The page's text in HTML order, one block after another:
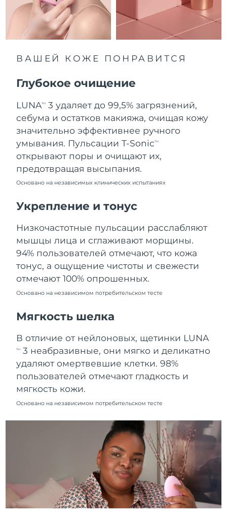
ВАШЕЙ КОЖЕ ПОНРАВИТСЯ
Глубокое очищение
LUNATM
3 удаляет до 99,5% загрязнений,
себума и остатков макияжа, очищая кожу
значительно эффективнее ручного
умывания. Пульсации T-SonicTM
открывают поры и очищают их,
предотвращая высыпания.
Основано на независимых клинических испытаниях
Укрепление и тонус
Низкочастотные пульсации расслабляют
мышцы лица и сглаживают морщины.
94% пользователей отмечают, что кожа
тонус, а ощущение чистоты и свежести
отмечают 100% опрошенных.
Основано на независимом потребительском тесте
Мягкость шелка
В отличие от нейлоновых, щетинки LUNA
TM
3 неабразивные, они мягко и деликатно
удаляют омертвевшие клетки. 98%
пользователей отмечают гладкость и
мягкость кожи.
Основано на независимом потребительском тесте
8/12/26
Нидерланды
Ожидаемая дата доставки
8/11/26
Новая Зеландия
Ожидаемая дата доставки
Норвегия
Ожидаемая дата доставки
Оман
Ожидаемая дата доставки
8/14/26
Филиппины
Ожидаемая дата доставки
Польша
Португалия
Ожидаемая дата доставки
Пуэрто-Рико
Ожидаемая дата доставки
Катар
Ожидаемая дата доставки
Румыния
8/11/26
Россия
Ожидаемая дата доставки
Саудовская Аравия
Ожидаемая дата доставки
8/13/26
Ожидаемая дата доставки
8/11/26
Словения
Ожидаемая дата доставки
8/11/26